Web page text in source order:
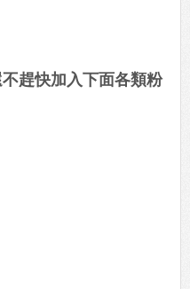
趕快加入下面各類粉